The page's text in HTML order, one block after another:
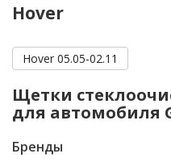
Hover
Hover 05.05-02.11
Щетки
для автомобиля
Бренды